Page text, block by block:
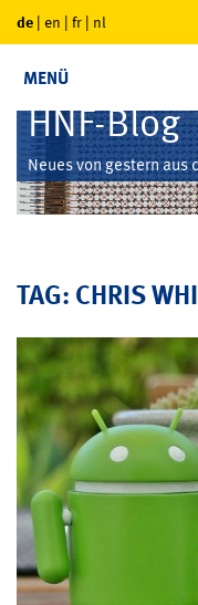
de | en | fr | nl
MENÜ
HNF-Blog
Neues von gestern
TAG: CHRIS